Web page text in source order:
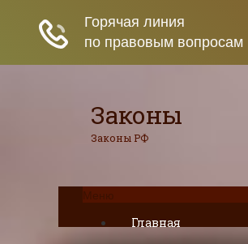
Законы
Законы РФ
Меню
Главная